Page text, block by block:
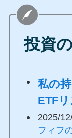
投資
私の
ETFリ
2025/
フィフ